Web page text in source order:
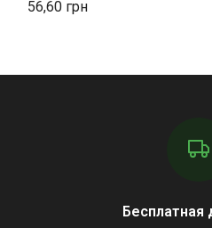
56,60
Бесплатная